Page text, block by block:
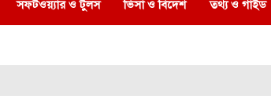
সফটওয়্যার ও টুলস ভিসা ও বিদেশ তথ্য ও গাইড